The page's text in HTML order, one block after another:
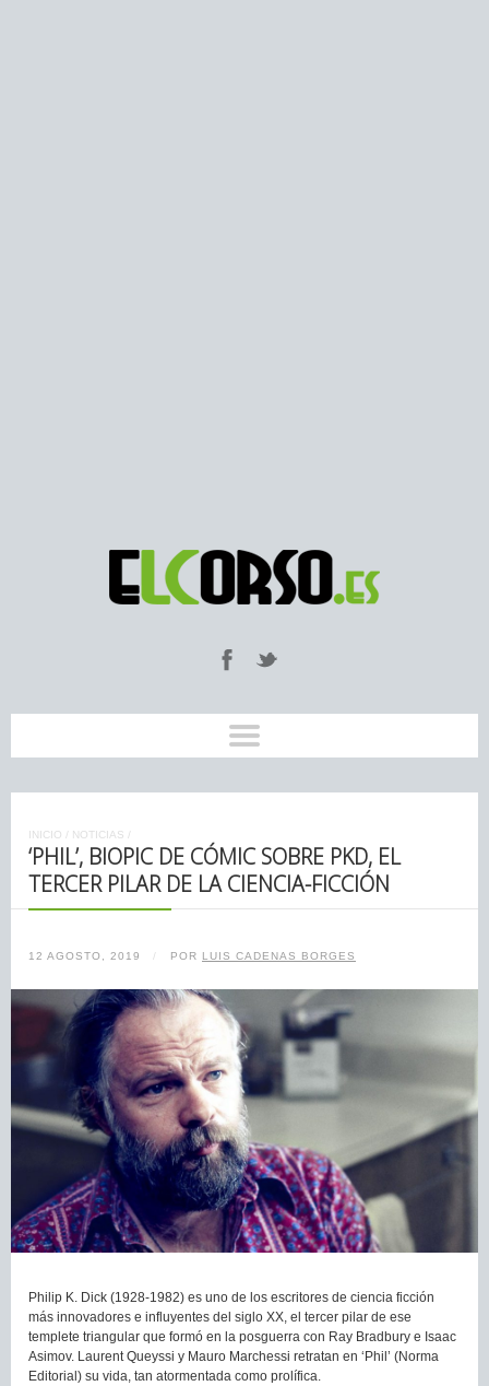
INICIO / NOTICIAS /
‘PHIL’, BIOPIC DE CÓMIC SOBRE PKD, EL
TERCER PILAR DE LA CIENCIA-FICCIÓN
12 AGOSTO, 2019 / POR LUIS CADENAS BORGES
Philip K. Dick (1928-1982) es uno de los escritores de ciencia ficción
más innovadores e influyentes del siglo XX, el tercer pilar de ese
templete triangular que formó en la posguerra con Ray Bradbury e Isaac
Asimov. Laurent Queyssi y Mauro Marchessi retratan en ‘Phil’ (Norma
Editorial) su vida, tan atormentada como prolífica.